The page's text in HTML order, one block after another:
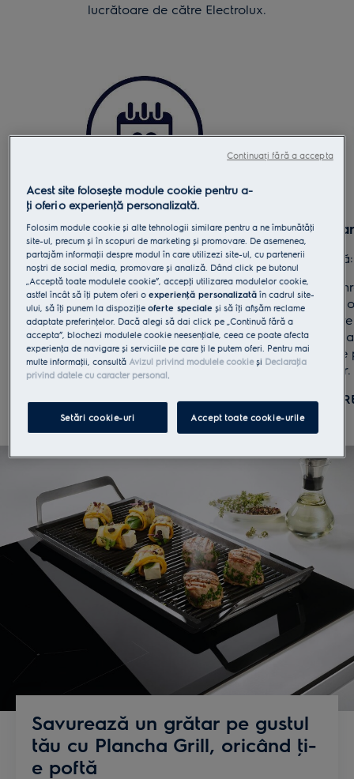
lucrătoare de către Electrolux.
Perioada campaniei
1 septembrie - 31 octombrie 2020
Orice achiziţie efectuată înainte de 1
septembrie 2020 sau după 31 octombrie
2020 nu va fi luată în considerare.
REGULAMENT
Data
Pentru a
să încarci
fiscale
în
fotografiile
produselor.
Savurează un grătar pe gustul
tău cu Plancha Grill, oricând ţi-
e poftă
Acest site folosește module cookie pentru a-
ţi oferi o experienţă personalizată.
Folosim module cookie și alte tehnologii similare pentru a ne îmbunătăţi
site-ul, precum și în scopuri de marketing și promovare. De asemenea,
partajăm informaţii despre modul în care utilizezi site-ul, cu partenerii
noștri de social media, promovare și analiză. Dând click pe butonul
„Acceptă toate modulele cookie”, accepţi utilizarea modulelor cookie,
astfel încât să îţi putem oferi oexperienţă personalizatăîn cadrul site-
ului, să îţi punem la dispoziţieoferte speciale și să îţi afișăm reclame
adaptate preferinţelor. Dacă alegi să dai click pe „Continuă fără a
accepta”, blochezi modulele cookie neesenţiale, ceea ce poate afecta
experienţa de navigare și serviciile pe care ţi le putem oferi. Pentru mai
multe informaţii, consultă Avizul privind modulele cookieși Declaraţia
privind datele cu caracter personal.
Setări cookie-uri Accept toate cookie-urile
Continuați fără a accepta